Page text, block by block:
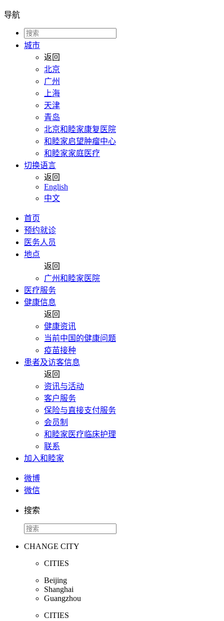
导航
城市
返回
北京
广州
上海
天津
青岛
北京和睦家康复医院
和睦家启望肿瘤中心
和睦家家庭医疗
切换语言
返回
English
中文
首页
预约就诊
医务人员
地点
返回
广州和睦家医院
医疗服务
健康信息
返回
健康资讯
当前中国的健康问题
疫苗接种
患者及访客信息
返回
资讯与活动
客户服务
保险与直接支付服务
会员制
和睦家医疗临床护理
联系
加入和睦家
微博
微信
搜索
CHANGE CITY
CITIES
Beijing
Shanghai
Guangzhou
CITIES